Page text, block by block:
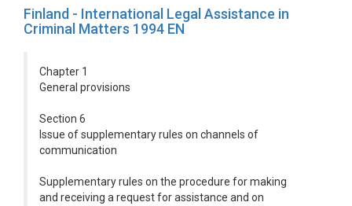
Finland - International Legal Assistance in
Criminal Matters 1994 EN
Chapter 1
General provisions
Section 6
Issue of supplementary rules on channels of
communication
Supplementary rules on the procedure for making
and receiving a request for assistance and on